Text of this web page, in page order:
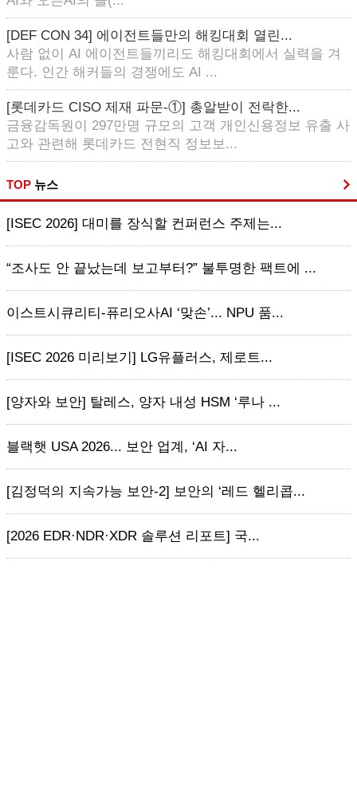
[DEF CON 34] 에이전트들만의 해킹대회 열린...
사람 없이 AI 에이전트들끼리도 해킹대회에서 실력을 겨
룬다. 인간 해커들의 경쟁에도 AI ...
[롯데카드 CISO 제재 파문-①] 총알받이 전락한...
금융감독원이 297만명 규모의 고객 개인신용정보 유출 사
고와 관련해 롯데카드 전현직 정보보...
TOP 뉴스
[ISEC 2026] 대미를 장식할 컨퍼런스 주제는...
“조사도 안 끝났는데 보고부터?” 불투명한 팩트에 ...
이스트시큐리티-퓨리오사AI ‘맞손’... NPU 품...
[ISEC 2026 미리보기] LG유플러스, 제로트...
[양자와 보안] 탈레스, 양자 내성 HSM ‘루나 ...
블랙햇 USA 2026... 보안 업계, ‘AI 자...
[김정덕의 지속가능 보안-2] 보안의 ‘레드 헬리콥...
[2026 EDR·NDR·XDR 솔루션 리포트] 국...